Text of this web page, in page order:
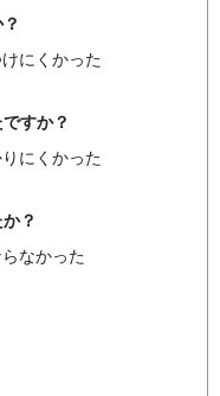
にくかった
すか？
にくかった
？
なかった